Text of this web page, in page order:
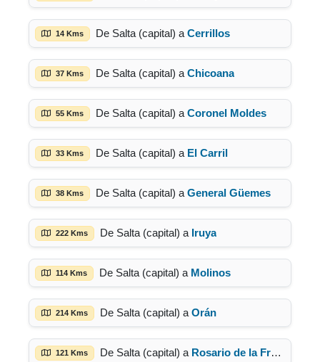
14 Kms De Salta (capital) a Cerrillos
37 Kms De Salta (capital) a Chicoana
55 Kms De Salta (capital) a Coronel Moldes
33 Kms De Salta (capital) a El Carril
38 Kms De Salta (capital) a General Güemes
222 Kms De Salta (capital) a Iruya
114 Kms De Salta (capital) a Molinos
214 Kms De Salta (capital) a Orán
121 Kms De Salta (capital) a Rosario de la Frontera